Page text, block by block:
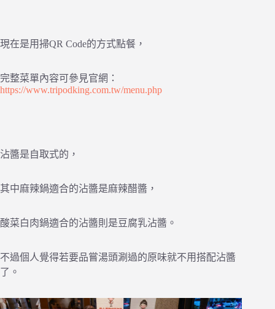
現在是用掃QR Code的方式點餐，
完整菜單內容可參見官網：
https://www.tripodking.com.tw/menu.php
沾醬是自取式的，
其中麻辣鍋適合的沾醬是麻辣醋醬，
酸菜白肉鍋適合的沾醬則是豆腐乳沾醬。
不過個人覺得若要品嘗湯頭涮過的原味就不用搭配沾醬
了。